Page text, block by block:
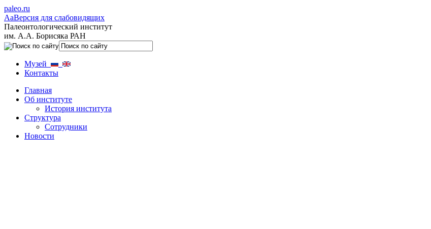
paleo.ru
AaВерсия для слабовидящих
Палеонтологический институт
им. А.А. Борисяка РАН
Музей
Контакты
Главная
Об институте
История института
Структура
Сотрудники
Новости